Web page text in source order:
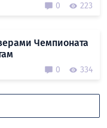
0 223
Чемпионата
0 334